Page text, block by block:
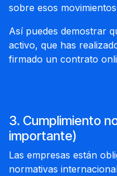
sobre esos
Así puedes demostrar
activo, que has
firmado un contrato
3. Cumplimiento
importante)
Las empresas están
normativas